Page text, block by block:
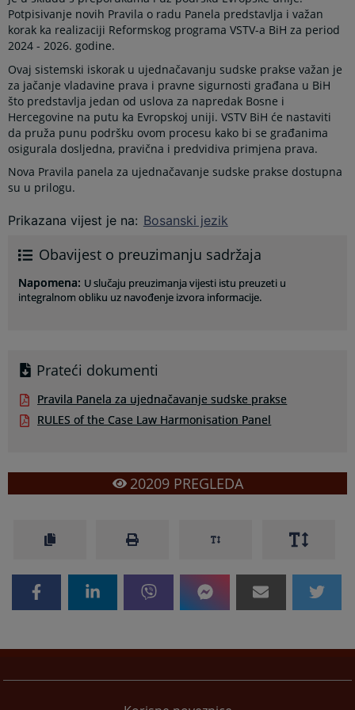
Potpisivanje novih Pravila o radu Panela predstavlja i važan
korak ka realizaciji Reformskog programa VSTV-a BiH za period
2024 - 2026. godine.
Ovaj sistemski iskorak u ujednačavanju sudske prakse važan je
za jačanje vladavine prava i pravne sigurnosti građana u BiH
što predstavlja jedan od uslova za napredak Bosne i
Hercegovine na putu ka Evropskoj uniji. VSTV BiH će nastaviti
da pruža punu podršku ovom procesu kako bi se građanima
osigurala dosljedna, pravična i predvidiva primjena prava.
Nova Pravila panela za ujednačavanje sudske prakse dostupna
su u prilogu.
Prikazana vijest je na: Bosanski jezik
Obavijest o preuzimanju sadržaja
Napomena: U slučaju preuzimanja vijesti istu preuzeti u
integralnom obliku uz navođenje izvora informacije.
Prateći dokumenti
Pravila Panela za ujednačavanje sudske prakse
RULES of the Case Law Harmonisation Panel
20209PREGLEDA